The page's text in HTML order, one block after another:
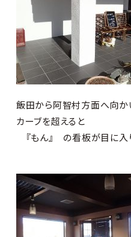
飯田から阿智村方面へ向か
カーブを超えると
『もん』 の看板が目に入